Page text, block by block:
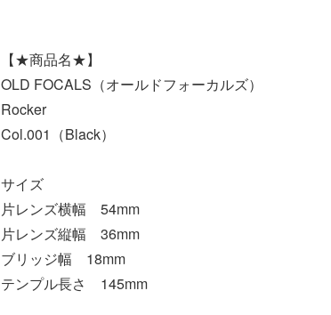
【★商品名★】
OLD FOCALS（オールドフォーカルズ）
Rocker
Col.001（Black）
サイズ
片レンズ横幅 54mm
片レンズ縦幅 36mm
ブリッジ幅 18mm
テンプル長さ 145mm